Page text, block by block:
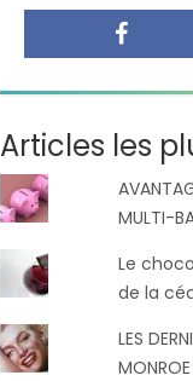
Articles les
MULTI-
Le
de la
LES
MONROE